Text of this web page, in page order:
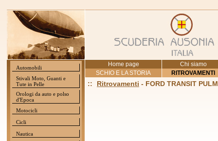
Automobili
Stivali Moto, Guanti e
Tute in Pelle
Orologi da auto e polso
d'Epoca
Motocicli
Cicli
Nautica
Home page
Chi siamo
SCHIO E LA STORIA
RITROVAMENTI
:: Ritrovamenti - FORD TRANSIT